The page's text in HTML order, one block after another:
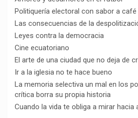
Politiquería electoral con sabor a café
Las consecuencias de la
Leyes contra la democracia
Cine ecuatoriano
El arte de una ciudad que no deja de
Ir a la iglesia no te hace bueno
La memoria selectiva un mal en los
crítica borra su propia historia
Cuando la vida te obliga a mirar hacia